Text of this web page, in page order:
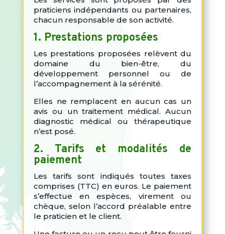
praticiens indépendants ou partenaires,
chacun responsable de son activité.
1. Prestations proposées
Les prestations proposées relèvent du
domaine du bien-être, du
développement personnel ou de
l’accompagnement à la sérénité.
Elles ne remplacent en aucun cas un
avis ou un traitement médical. Aucun
diagnostic médical ou thérapeutique
n’est posé.
2. Tarifs et modalités de
paiement
Les tarifs sont indiqués toutes taxes
comprises (TTC) en euros. Le paiement
s’effectue en espèces, virement ou
chèque, selon l’accord préalable entre
le praticien et le client.